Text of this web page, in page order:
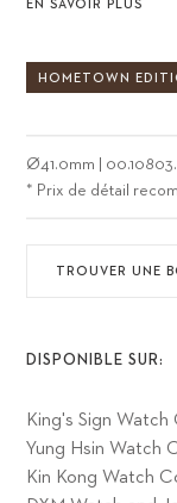
EN SAVOIR PLUS
HOMETOWN
Ø41.0mm
* Prix de détail
TROUVER UNE
DISPONIBLE SUR:
King's Sign Watch
Yung Hsin Watch
Kin Kong Watch